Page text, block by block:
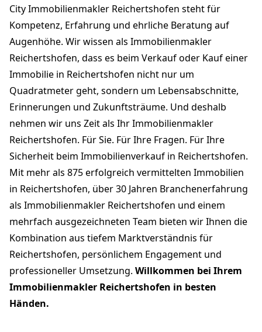
City Immobilienmakler Reichertshofen steht für
Kompetenz, Erfahrung und ehrliche Beratung auf
Augenhöhe. Wir wissen als Immobilienmakler
Reichertshofen, dass es beim Verkauf oder Kauf einer
Immobilie in Reichertshofen nicht nur um
Quadratmeter geht, sondern um Lebensabschnitte,
Erinnerungen und Zukunftsträume. Und deshalb
nehmen wir uns Zeit als Ihr Immobilienmakler
Reichertshofen. Für Sie. Für Ihre Fragen. Für Ihre
Sicherheit beim Immobilienverkauf in Reichertshofen.
Mit mehr als 875 erfolgreich vermittelten Immobilien
in Reichertshofen, über 30 Jahren Branchenerfahrung
als Immobilienmakler Reichertshofen und einem
mehrfach ausgezeichneten Team bieten wir Ihnen die
Kombination aus tiefem Marktverständnis für
Reichertshofen, persönlichem Engagement und
professioneller Umsetzung. Willkommen bei Ihrem
Immobilienmakler Reichertshofen in besten
Händen.